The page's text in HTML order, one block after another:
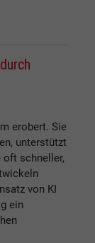
erobert. Sie
unterstützt
oft schneller,
von KI
ein